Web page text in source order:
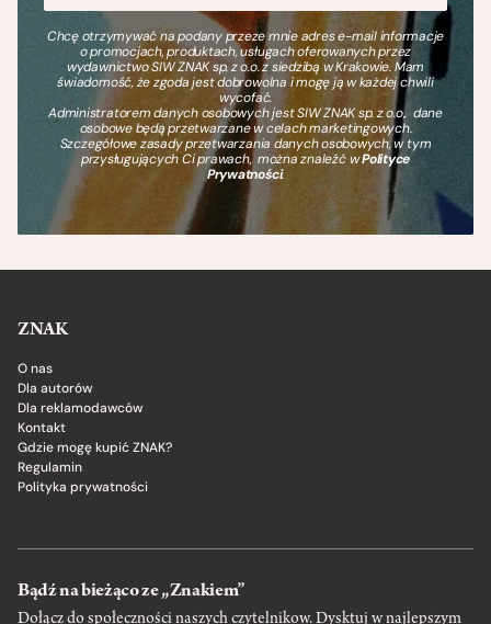
Chcę otrzymywać na podany przeze mnie adres e-mail informacje
o promocjach, produktach, usługach oferowanych przez
wydawnictwo SIW ZNAK sp. z o.o. z siedzibą w Krakowie. Mam
świadomość, że zgoda jest dobrowolna i mogę ją w każdej chwili
wycofać.
Administratorem danych osobowych jest SIW ZNAK sp. z o.o., dane
osobowe będą przetwarzane w celach marketingowych.
Szczegółowe zasady przetwarzania danych osobowych, w tym
przysługujących Ci prawach, można znaleźć wPolityce
Prywatności.
ZNAK
O nas
Dla autorów
Dla reklamodawców
Kontakt
Gdzie mogę kupić ZNAK?
Regulamin
Polityka prywatności
Bądź na bieżąco ze „Znakiem”
Dołącz do społeczności naszych czytelnikow. Dysktuj w najlepszym